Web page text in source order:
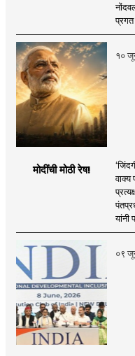
प्रगत
१०
मोदींची मोठी रेष!
वाक्य
यांनी
०९